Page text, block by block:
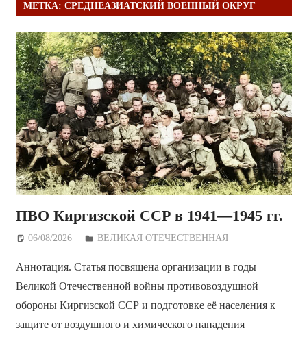
МЕТКА: СРЕДНЕАЗИАТСКИЙ ВОЕННЫЙ ОКРУГ
ПВО Киргизской ССР в 1941—1945 гг.
06/08/2026 Дежурный по Редакции
ВЕЛИКАЯ ОТЕЧЕСТВЕННАЯ
Аннотация. Статья посвящена организации в годы
Великой Отечественной войны противовоздушной
обороны Киргизской ССР и подготовке её населения к
защите от воздушного и химического нападения